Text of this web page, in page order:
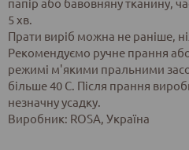
5 хв.
Прати виріб можна не раніше,
Рекомендуємо ручне прання
режимі м'якими пральними
більше 40 С. Після прання
незначну усадку.
Виробник: ROSA, Україна